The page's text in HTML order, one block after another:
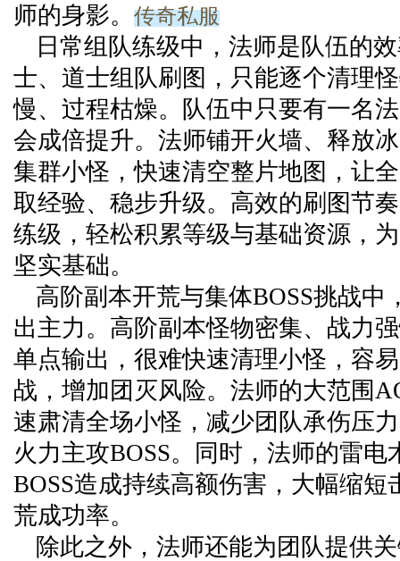
师的身影。 传奇私服
日常组队练级中，法师是队伍的
士、道士组队刷图，只能逐个清理
慢、过程枯燥。队伍中只要有一名
会成倍提升。法师铺开火墙、释放
集群小怪，快速清空整片地图，让
取经验、稳步升级。高效的刷图节
练级，轻松积累等级与基础资源，
坚实基础。
高阶副本开荒与集体BOSS挑战中
出主力。高阶副本怪物密集、战力
单点输出，很难快速清理小怪，容
战，增加团灭风险。法师的大范围
速肃清全场小怪，减少团队承伤压
火力主攻BOSS。同时，法师的雷电
BOSS造成持续高额伤害，大幅缩短
荒成功率。
除此之外，法师还能为团队提供